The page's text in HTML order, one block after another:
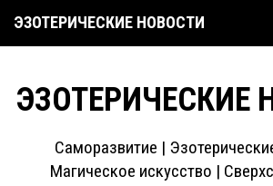
ЭЗОТЕРИЧЕСКИЕ НОВОСТИ
ЭЗОТЕРИЧЕСКИЕ
Саморазвитие |
Магическое искусство |